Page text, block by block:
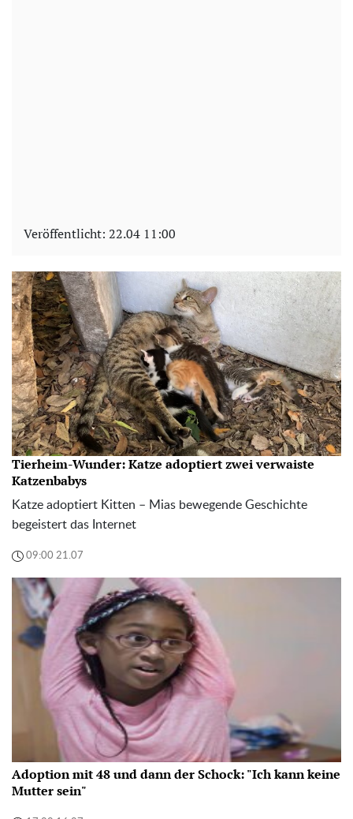
Veröffentlicht: 22.04 11:00
Tierheim-Wunder: Katze adoptiert zwei verwaiste
Katzenbabys
Katze adoptiert Kitten – Mias bewegende Geschichte
begeistert das Internet
09:00 21.07
Adoption mit 48 und dann der Schock: "Ich kann keine
Mutter sein"